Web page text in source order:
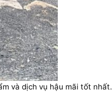
và dịch vụ hậu mãi tốt nhất.